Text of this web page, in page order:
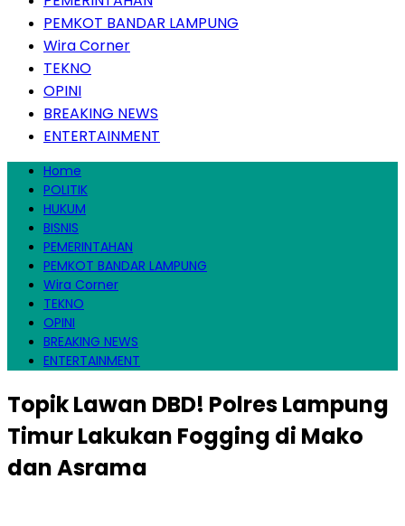
PEMKOT BANDAR LAMPUNG
Wira Corner
TEKNO
OPINI
BREAKING NEWS
ENTERTAINMENT
Home
POLITIK
HUKUM
BISNIS
PEMERINTAHAN
PEMKOT BANDAR LAMPUNG
Wira Corner
TEKNO
OPINI
BREAKING NEWS
ENTERTAINMENT
TopikLawan DBD! Polres Lampung
Timur Lakukan Fogging di Mako
dan Asrama